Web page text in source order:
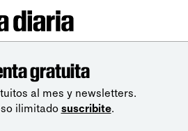
gratuita
al mes y newsletters.
ilimitado suscribite.